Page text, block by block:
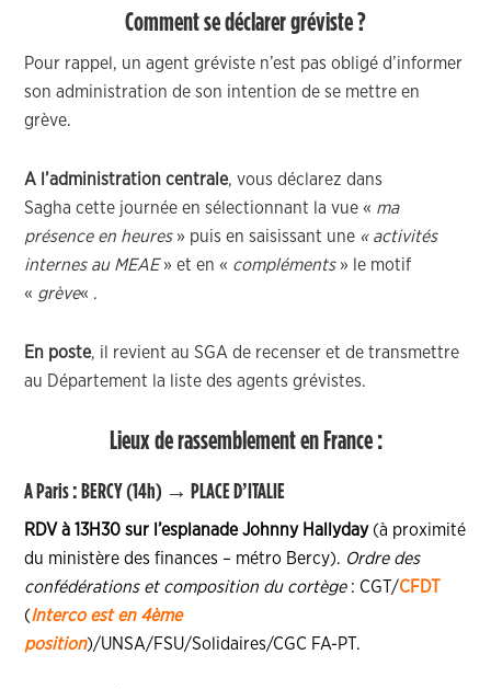
Comment se déclarer gréviste ?
Pour rappel, un agent gréviste n’est pas obligé d’informer
son administration de son intention de se mettre en
grève.
A l’administration centrale, vous déclarez dans
Sagha cette journée en sélectionnant la vue « ma
présence en heures» puis en saisissant une « activités
internes au MEAE» et en « compléments» le motif
« grève« .
En poste, il revient au SGA de recenser et de transmettre
au Département la liste des agents grévistes.
Lieux de rassemblement en France :
A Paris : BERCY (14h) → PLACE D’ITALIE
RDV à 13H30 sur l’esplanade Johnny Hallyday(à proximité
du ministère des finances – métro Bercy). Ordre des
confédérations et composition du cortège: CGT/CFDT
(Interco est en 4ème
position)/UNSA/FSU/Solidaires/CGC FA-PT.